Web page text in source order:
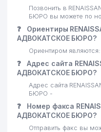
Позвонить в
БЮРО вы можете по
❓
Ориентиры
АДВОКАТСКОЕ БЮРО?
Ориентиром
❓
Адрес сайта
АДВОКАТСКОЕ БЮРО?
Адрес сайта
БЮРО -
❓
Номер факса
АДВОКАТСКОЕ БЮРО?
Отправить факс вы